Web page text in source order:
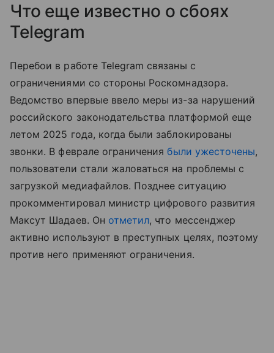
Что еще известно о сбоях
Telegram
Перебои в работе Telegram связаны с
ограничениями со стороны Роскомнадзора.
Ведомство впервые ввело меры из-за нарушений
российского законодательства платформой еще
летом 2025 года, когда были заблокированы
звонки. В феврале ограничениябыли ужесточены,
пользователи стали жаловаться на проблемы с
загрузкой медиафайлов. Позднее ситуацию
прокомментировал министр цифрового развития
Максут Шадаев. Он отметил, что мессенджер
активно используют в преступных целях, поэтому
против него применяют ограничения.